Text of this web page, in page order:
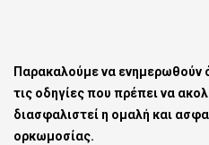
Παρακαλούμε να ενημερωθούν
τις οδηγίες που πρέπει να
διασφαλιστεί η ομαλή και
ορκωμοσίας.